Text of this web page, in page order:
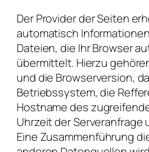
Der Provider der Seiten
automatisch
Dateien, die Ihr Browser
übermittelt. Hierzu
und die Browserversion,
Betriebssystem, die
Hostname des
Uhrzeit der Serveranfrage
Eine Zusammenführung